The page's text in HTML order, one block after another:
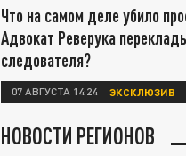
Что на самом деле убило
Адвокат Реверука
следователя?
07 АВГУСТА 14:24 ЭКСКЛЮЗИВ
НОВОСТИ РЕГИОНОВ